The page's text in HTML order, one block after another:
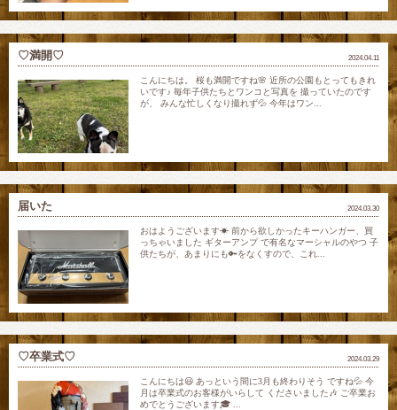
2024.04.11
♡満開♡
こんにちは。 桜も満開ですね🌸 近所の公園もとってもきれ
いです♪ 毎年子供たちとワンコと写真を 撮っていたのです
が、 みんな忙しくなり撮れず💦 今年はワン...
2024.03.30
届いた
おはようございます☀ 前から欲しかったキーハンガー、買
っちゃいました ギターアンプ で有名なマーシャルのやつ 子
供たちが、あまりにも🔑をなくすので、これ...
2024.03.29
♡卒業式♡
こんにちは😃 あっという間に3月も終わりそう ですね💦 今
月は卒業式のお客様がいらして くださいました🎶 ご卒業お
めでとうございます🎓 ...